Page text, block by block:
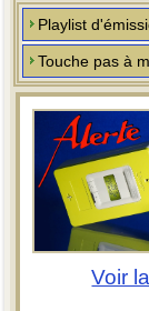
Playlist
Touche pas à
Voir